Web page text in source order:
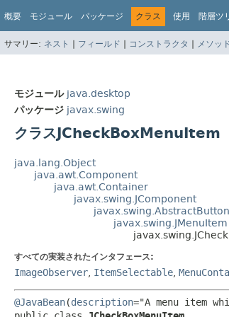
概要 モジュール パッケージ クラス 使用 階層ツ
サマリー: ネスト | フィールド | コンストラクタ | メソッ
モジュール java.desktop
パッケージ javax.swing
クラスJCheckBoxMenuItem
java.lang.Object
java.awt.Component
java.awt.Container
javax.swing.JComponent
javax.swing.AbstractButton
javax.swing.JMenuItem
すべての実装されたインタフェース:
ImageObserver ItemSelectable
@JavaBean(description="A menu item